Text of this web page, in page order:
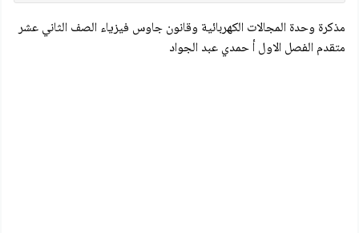
مذكرة وحدة المجالات الكهربائية وقانون جاوس فيزياء الصف الثاني عشر
متقدم الفصل الاول أ حمدي عبد الجواد